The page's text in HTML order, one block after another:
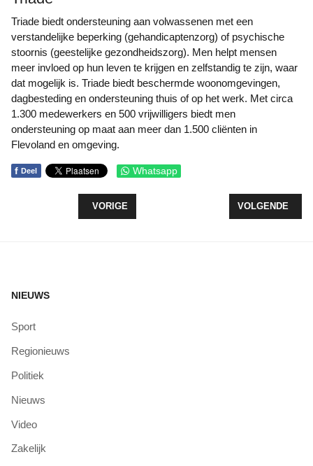
Triade biedt ondersteuning aan volwassenen met een
verstandelijke beperking (gehandicaptenzorg) of psychische
stoornis (geestelijke gezondheidszorg). Men helpt mensen
meer invloed op hun leven te krijgen en zelfstandig te zijn, waar
dat mogelijk is. Triade biedt beschermde woonomgevingen,
dagbesteding en ondersteuning thuis of op het werk. Met circa
1.300 medewerkers en 500 vrijwilligers biedt men
ondersteuning op maat aan meer dan 1.500 cliënten in
Flevoland en omgeving.
f Deel Whatsapp
VORIG ARTIKEL: OOK BLAUWALG IN DE
VORIGE VOLGENDE
VOLGENDE
NIEUWS
Sport
Regionieuws
Politiek
Nieuws
Video
Zakelijk